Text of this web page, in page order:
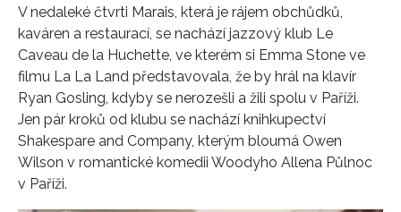
V nedaleké čtvrti Marais, která je rájem obchůdků,
kaváren a restaurací, se nachází jazzový klub Le
Caveau de la Huchette, ve kterém si Emma Stone ve
filmu La La Land představovala, že by hrál na klavír
Ryan Gosling, kdyby se nerozešli a žili spolu v Paříži.
Jen pár kroků od klubu se nachází knihkupectví
Shakespare and Company, kterým bloumá Owen
Wilson v romantické komedii Woodyho Allena Půlnoc
v Paříži.